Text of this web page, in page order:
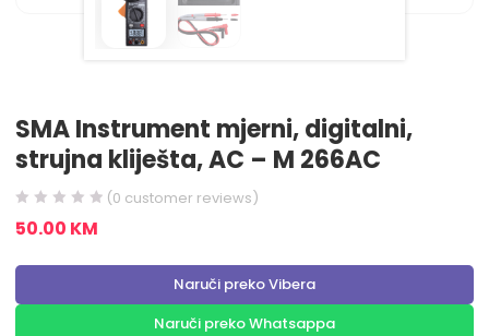
SMA Instrument mjerni, digitalni,
strujna kliješta, AC – M 266AC
(0 customer reviews)
50.00 KM
Naruči preko Vibera
Naruči preko Whatsappa